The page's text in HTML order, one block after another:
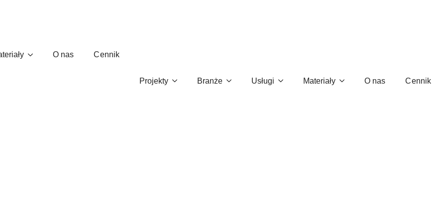
O nas Cennik
Projekty Branże Usługi Materiały O nas Cennik